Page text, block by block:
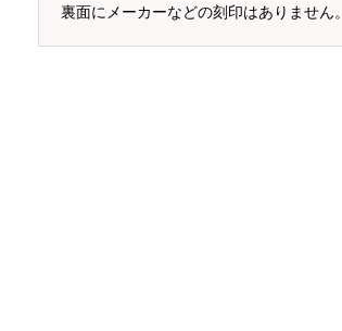
裏面にメーカーなどの刻印はありません。